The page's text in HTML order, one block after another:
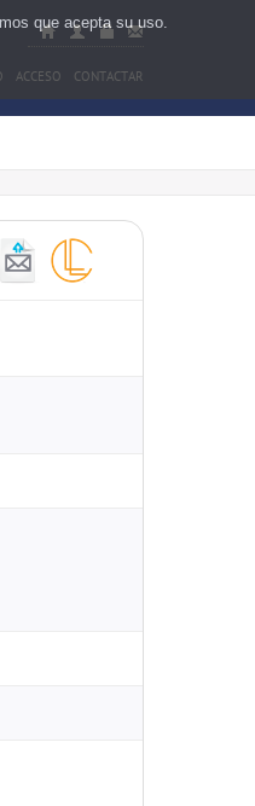
ACCESO CONTACTAR
que acepta su uso.